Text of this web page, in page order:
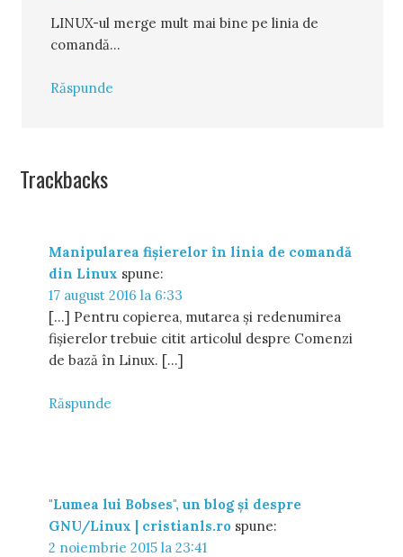
LINUX-ul merge mult mai bine pe linia de
comandă...
Răspunde
Trackbacks
Manipularea fișierelor în linia de comandă
din Linux spune:
17 august 2016 la 6:33
[…] Pentru copierea, mutarea și redenumirea
fișierelor trebuie citit articolul despre Comenzi
de bază în Linux. […]
Răspunde
"Lumea lui Bobses", un blog și despre
GNU/Linux | cristianls.ro spune:
2 noiembrie 2015 la 23:41